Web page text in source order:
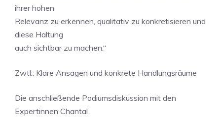
ihrer hohen
Relevanz zu erkennen, qualitativ zu konkretisieren und
diese Haltung
auch sichtbar zu machen.“
Zwtl.: Klare Ansagen und konkrete Handlungsräume
Die anschließende Podiumsdiskussion mit den
Expertinnen Chantal